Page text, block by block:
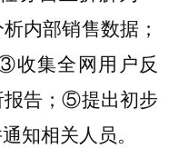
内部销售数据；
集全网用户反
告；⑤提出初步
知相关人员。